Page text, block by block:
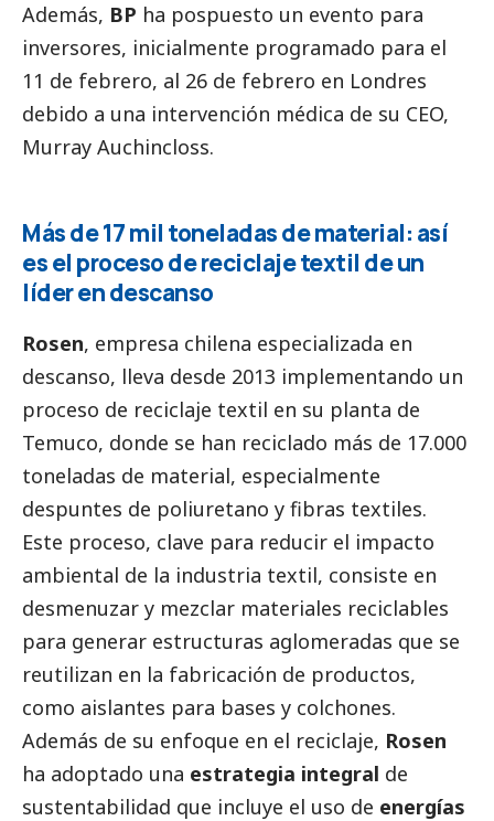
Además, BP ha pospuesto un evento para
inversores, inicialmente programado para el
11 de febrero, al 26 de febrero en Londres
debido a una intervención médica de su CEO,
Murray Auchincloss.
Más de 17 mil toneladas de material: así
es el proceso de reciclaje textil de un
líder en descanso
Rosen, empresa chilena especializada en
descanso, lleva desde 2013 implementando un
proceso de reciclaje textil en su planta de
Temuco, donde se han reciclado más de 17.000
toneladas de material, especialmente
despuntes de poliuretano y fibras textiles.
Este proceso, clave para reducir el impacto
ambiental de la industria textil, consiste en
desmenuzar y mezclar materiales reciclables
para generar estructuras aglomeradas que se
reutilizan en la fabricación de productos,
como aislantes para bases y colchones.
Además de su enfoque en el reciclaje, Rosen
ha adoptado una estrategia integral de
sustentabilidad que incluye el uso de energías